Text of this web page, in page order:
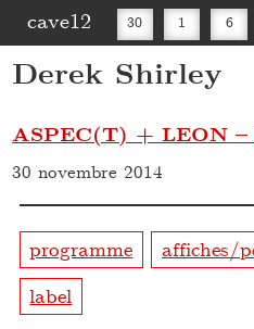
cave12 30 1 6
16 20
Derek Shirley
ASPEC(T) + LEON
30 novembre 2014
programme affiches/
label